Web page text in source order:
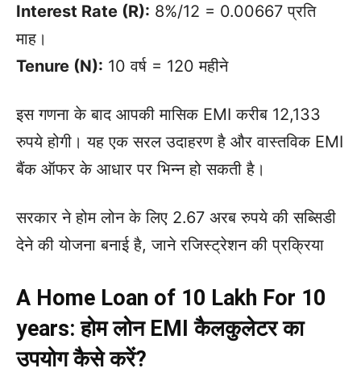
Interest Rate (R): 8%/12 = 0.00667 प्रति
माह।
Tenure (N): 10 वर्ष = 120 महीने
इस गणना के बाद आपकी मासिक EMI करीब 12,133
रुपये होगी। यह एक सरल उदाहरण है और वास्तविक EMI
बैंक ऑफर के आधार पर भिन्न हो सकती है।
सरकार ने होम लोन के लिए 2.67 अरब रुपये की सब्सिडी
देने की योजना बनाई है, जाने रजिस्ट्रेशन की प्रक्रिया
A Home Loan of 10 Lakh For 10
years: होम लोन EMI कैलकुलेटर का
उपयोग कैसे करें?